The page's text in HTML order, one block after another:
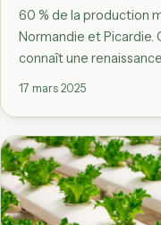
60 % de la production
Normandie et
connaît une
17 mars 2025